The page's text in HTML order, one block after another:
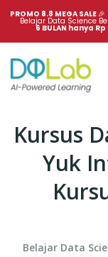
PROMO 8.8 MEGA SALE 🎉
Belajar Data Science
6 BULAN hanya Rp
Kursus
Yuk
Belajar Data